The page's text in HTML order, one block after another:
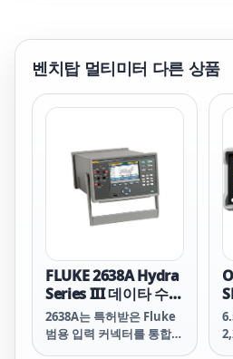
벤치탑 멀티미터 다른 상품
FLUKE 2638A Hydra
Series III 데이타 수집
장치/디지털 멀티미터
2638A는 특허받은 Fluke
범용 입력 커넥터를 통합해